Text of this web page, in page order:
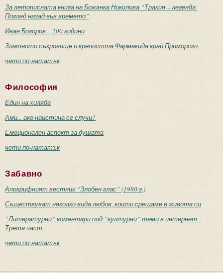
За летописната книга на Божанка Николова “Тракия – легенда.
Поглед назад във времето”
Иван Богоров – 200 години
Златното съкровище и крепостта Фармакида край Приморско
чети по-нататък
Философия
Един на хиляда
Ами... ако наистина се случи?
Емоционален аспект за душата
чети по-нататък
Забавно
Апокрифният вестник “Злобен глас” (1980 г.)
Съществуват няколко вида любов, които срещаме в живота си
“Литературни” коментари под “културни” теми в интернет –
Трета част
чети по-нататък